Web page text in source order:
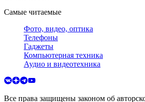
Самые читаемые
Фото, видео, оптика
Телефоны
Гаджеты
Компьютерная техника
Аудио и видеотехника
Все права защищены законом об